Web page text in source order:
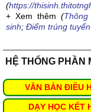
(https://
+ Xem thêm(
sinh; Điểm trúng
HỆ THỐNG PHẦN
VĂN BẢN ĐIỀU
DẠY HỌC KẾT